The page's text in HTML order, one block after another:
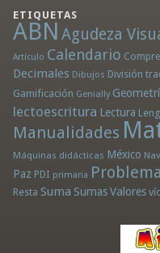
ETIQUETAS
ABN Agudeza
Artículo Calendario
Decimales Dibujos División
Gamificación Genially
lectoescritura Lectura
Manualidades
Máquinas didácticas México
Paz PDI primaria
Resta Suma Sumas Valores